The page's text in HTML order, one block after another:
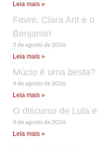
Leia mais »
Favre, Clara Ant e
Benjamin
5 de agosto de 2026
Leia mais »
Múcio é uma besta?
4 de agosto de 2026
Leia mais »
O discurso de Lula
4 de agosto de 2026
Leia mais »